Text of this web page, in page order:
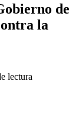
de
la
lectura